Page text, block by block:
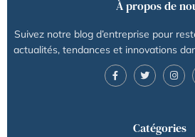
À propos de
Suivez notre blog d’entreprise pour
actualités, tendances et innovations
Catégories